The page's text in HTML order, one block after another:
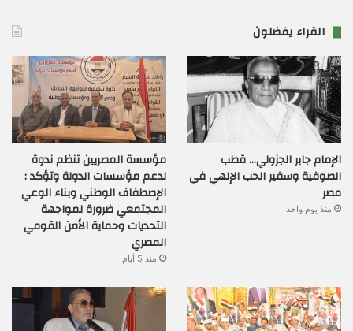
القراء يفضلون
الإمام جابر الجزولي… قطب
الصوفية وسفير الحب الإلهي في
مصر
منذ يوم واحد
مؤسسة المصريين تنظم ندوة
لدعم مؤسسات الدولة وتؤكد :
الإصطفاف الوطني وبناء الوعي
المجتمعي ضرورة لمواجهة
التحديات وحماية الأمن القومي
المصري
منذ 5 أيام